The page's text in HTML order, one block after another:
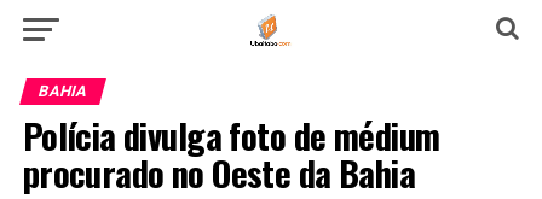
BAHIA
Polícia divulga foto de médium
procurado no Oeste da Bahia